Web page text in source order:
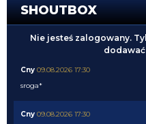
SHOUTBOX
Nie jesteś zalogowany.
Cny 09.08.2026 17:30
sroga*
Cny 09.08.2026 17:30